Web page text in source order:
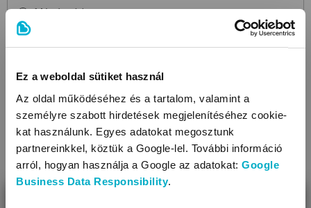
Ez a weboldal sütiket használ
Az oldal működéséhez és a tartalom, valamint a
személyre szabott hirdetések megjelenítéséhez cookie-
kat használunk. Egyes adatokat megosztunk
partnereinkkel, köztük a Google-lel. További információ
arról, hogyan használja a Google az adatokat: Google
Business Data Responsibility.
Még 1 színben
Megtakarítás: 2 509 Ft